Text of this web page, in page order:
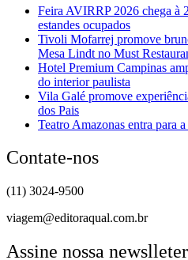
Feira AVIRRP 2026 chega à
estandes ocupados
Tivoli Mofarrej promove
Mesa Lindt no Must
Hotel Premium Campinas
do interior paulista
Vila Galé promove
dos Pais
Teatro Amazonas entra para
Contate-nos
(11) 3024-9500
viagem@editoraqual.com.br
Assine nossa newslleter